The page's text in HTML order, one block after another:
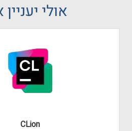
אולי
CLion